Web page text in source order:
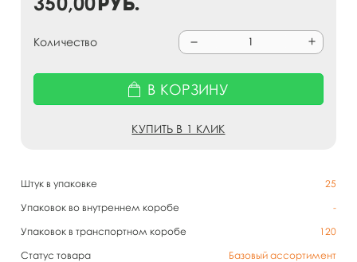
Штук в упаковке
25
Упаковок во внутреннем коробе
-
Упаковок в транспортном коробе
120
Статус товара
Базовый ассортимент
Количество
В КОРЗИНУ
КУПИТЬ В 1 КЛИК